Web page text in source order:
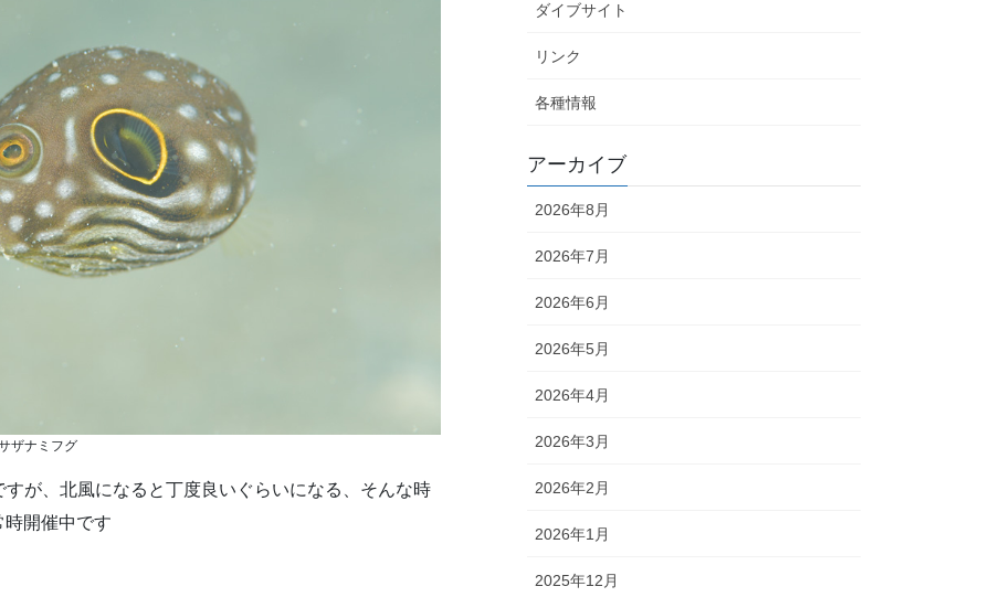
ザナミフグ
が、北風になると丁度良いぐらいになる、そんな時
開催中です
ダイブサイト
リンク
各種情報
アーカイブ
2026年8月
2026年7月
2026年6月
2026年5月
2026年4月
2026年3月
2026年2月
2026年1月
2025年12月